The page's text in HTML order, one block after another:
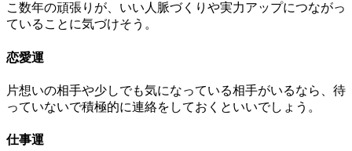
こ数年の頑張りが、いい人脈づくりや実力アップにつながっ
ていることに気づけそう。
恋愛運
片想いの相手や少しでも気になっている相手がいるなら、待
っていないで積極的に連絡をしておくといいでしょう。
仕事運